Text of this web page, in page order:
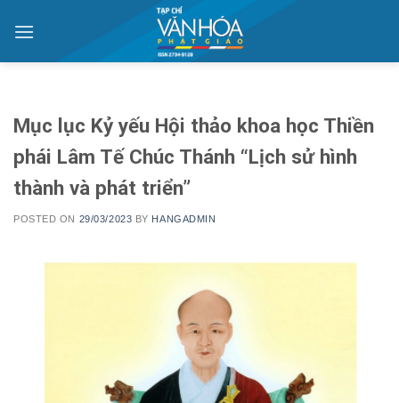
Mục lục Kỷ yếu Hội thảo khoa học Thiền
phái Lâm Tế Chúc Thánh “Lịch sử hình
thành và phát triển”
POSTED ON 29/03/2023 BY HANGADMIN